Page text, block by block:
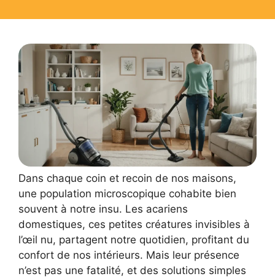
Dans chaque coin et recoin de nos maisons,
une population microscopique cohabite bien
souvent à notre insu. Les acariens
domestiques, ces petites créatures invisibles à
l’œil nu, partagent notre quotidien, profitant du
confort de nos intérieurs. Mais leur présence
n’est pas une fatalité, et des solutions simples